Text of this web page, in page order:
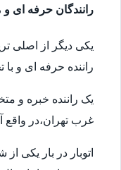
رانندگان حرفه ای
یکی دیگر از اصلی
راننده حرفه ای و
یک راننده خبره و
غرب تهران،در واقع
اتوبار در بار یکی